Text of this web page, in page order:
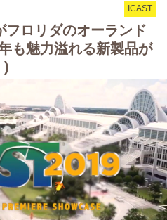
ICAST
フロリダのオーランド
も魅力溢れる新製品が
)